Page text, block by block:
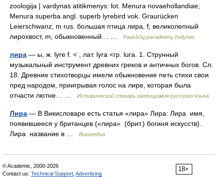
zoologija | vardynas atitikmenys: lot. Menura novaehollandiae;
Menura superba angl. superb lyrebird vok. Graurücken
Leierschwanz, m rus. большая птица лира, f; великолепный
лирохвост, m; обыкновенный… …
Paukščių pavadinimų žodynas
лира — ы, ж. lyre f. < , лат. lyra <гр. lura. 1. Струнный
музыкальный инструмент древних греков и античных богов. Сл.
18. Древние стихотворцы имели обыкновение петь стихи свои
пред народом, приигрывая голос на лире, которая была
отчасти лютне… …
Исторический словарь галлицизмов русского языка
Лира — В Викисловаре есть статья «лира» Лира: Лира имя,
появившееся у британцев («лира» (брит.) богиня искусств).
Лира название в …
Википедия
18+
© Academic, 2000-2026
Contact us: Technical Support Advertising